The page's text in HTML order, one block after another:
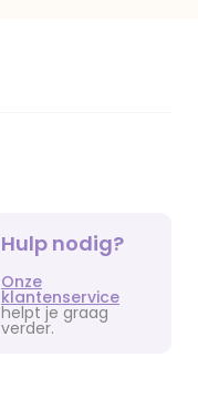
Hulp nodig?
Onze
klantenservice
helpt je graag
verder.